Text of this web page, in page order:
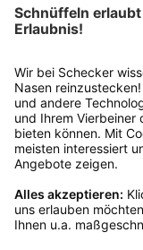
findest du
anschließend
dir in deinem
Gast bestellt,
Servicezeiten